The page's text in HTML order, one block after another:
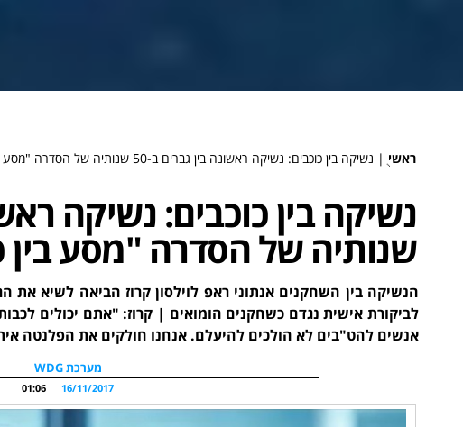
ראשי ֻ| נשיקה בין כוכבים: נשיקה ראשונה בין גברים ב-50 שנותיה של הסדרה "מסע בין כוכבים"
שנותיה של הסדרה "מסע בין
הנשיקה בין השחקנים אנתוני ראפ לוילסון קרוז הביאה לשיא את
לביקורת אישית נגדם כשחקנים הומואים | קרוז: "אתם יכולים
אנשים להט"בים לא הולכים להיעלם. אנחנו חולקים את הפלנטה
מערכת WDG
16/11/2017
01:06